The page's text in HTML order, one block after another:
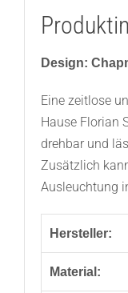
Design:
Eine zeitlose
Hause Florian
drehbar und
Zusätzlich
Ausleuchtung
Hersteller:
Material: